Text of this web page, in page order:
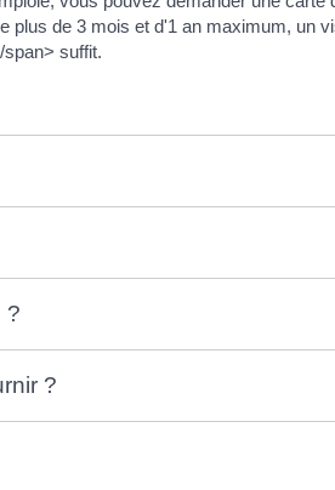
plus de 3 mois et d'1 an maximum, un
suffit.
?
?